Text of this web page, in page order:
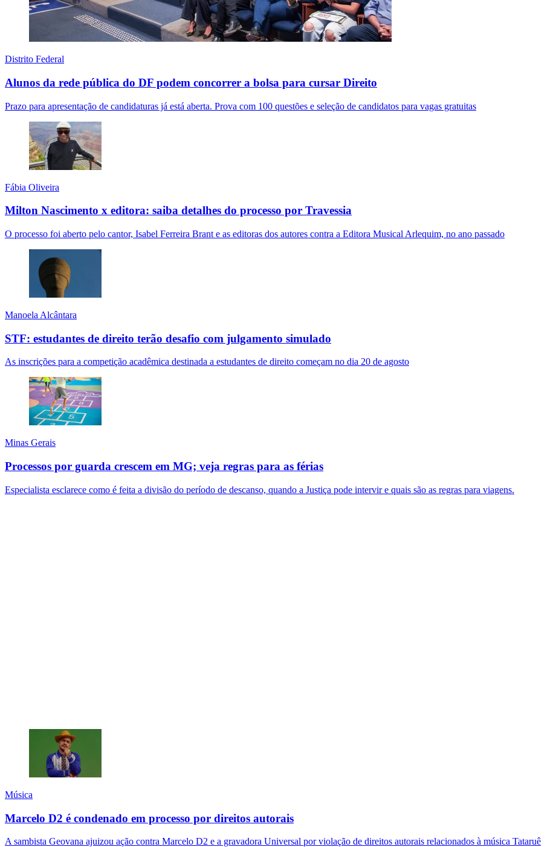
Distrito Federal
Alunos da rede pública do DF podem concorrer a bolsa para cursar Direito
Prazo para apresentação de candidaturas já está aberta. Prova com 100 questões e seleção de candidatos para vagas gratuitas
Fábia Oliveira
Milton Nascimento x editora: saiba detalhes do processo por Travessia
O processo foi aberto pelo cantor, Isabel Ferreira Brant e as editoras dos autores contra a Editora Musical Arlequim, no ano passado
Manoela Alcântara
STF: estudantes de direito terão desafio com julgamento simulado
As inscrições para a competição acadêmica destinada a estudantes de direito começam no dia 20 de agosto
Minas Gerais
Processos por guarda crescem em MG; veja regras para as férias
Especialista esclarece como é feita a divisão do período de descanso, quando a Justiça pode intervir e quais são as regras para viagens.
Música
Marcelo D2 é condenado em processo por direitos autorais
A sambista Geovana ajuizou ação contra Marcelo D2 e a gravadora Universal por violação de direitos autorais relacionados à música Tataruê